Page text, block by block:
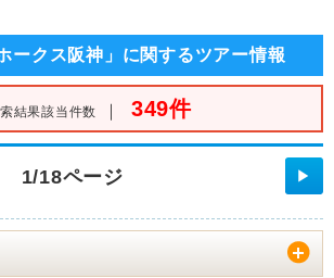
ークス阪神」に関するツアー情報
結果該当件数 ｜ 349件
1/18ページ ▶